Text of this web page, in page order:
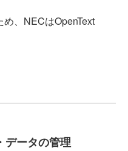
、NECはOpenText
データの管理